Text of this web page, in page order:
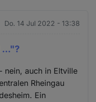
Do. 14 Jul 2022 - 13:38
nein, auch in Eltville
Rheingau
Ein